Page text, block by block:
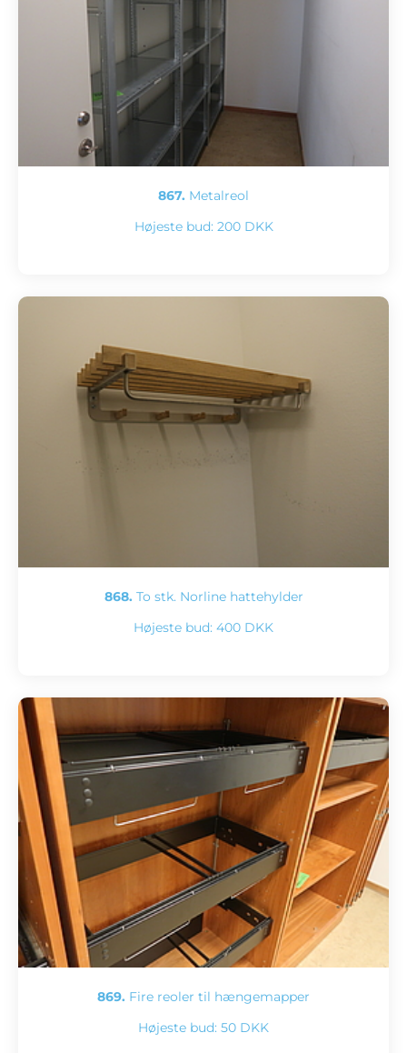
867. Metalreol
Højeste bud: 200 DKK
868. To stk. Norline hattehylder
Højeste bud: 400 DKK
869. Fire reoler til hængemapper
Højeste bud: 50 DKK